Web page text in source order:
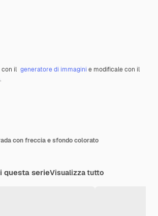
con il generatore di immagini e modificale con il
.
con freccia e sfondo colorato
questa serieVisualizza tutto